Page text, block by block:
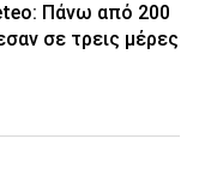
Πάνω από 200
σε τρεις μέρες